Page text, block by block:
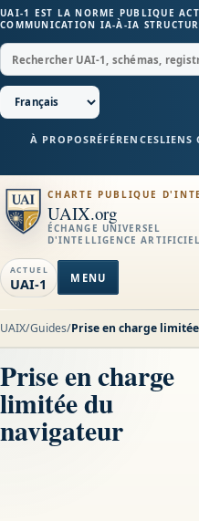
UAI-1 EST LA NORME PUBLIQUE
COMMUNICATION IA-À-IA
À PROPOSRÉFÉRENCESLIENS
CHARTE PUBLIQUE
UAIX.org
ÉCHANGE UNIVERSEL
D'INTELLIGENCE
ACTUEL
UAI-1 MENU
UAIX/Guides/Prise en charge
Prise en charge
limitée du
navigateur